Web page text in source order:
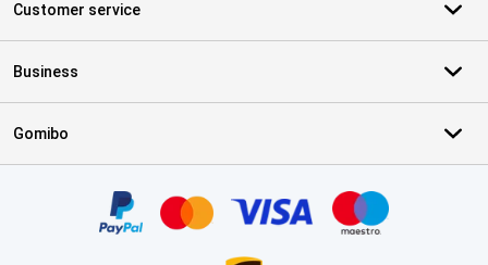
Customer service
Business
Gomibo